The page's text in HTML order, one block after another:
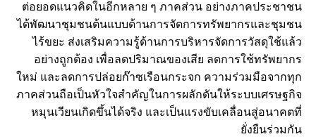
ต่อยอดแนวคิดในอีกหลาย ๆ ภาคส่วน อย่างภาคประชาชน
ได้พัฒนาชุมชนต้นแบบด้านการจัดการทรัพยากรและชุมชน
ไร้ขยะ ส่งเสริมความรู้ด้านการบริหารจัดการวัสดุใช้แล้ว
อย่างถูกต้อง เพื่อลดปริมาณของเสีย ลดการใช้ทรัพยากร
ใหม่ และลดการปล่อยก๊าซเรือนกระจก ความร่วมมือจากทุก
ภาคส่วนถือเป็นหัวใจสำคัญในการผลักดันให้ระบบเศรษฐกิจ
หมุนเวียนเกิดขึ้นได้จริง และเป็นแรงขับเคลื่อนสู่อนาคตที่
ยั่งยืนร่วมกัน